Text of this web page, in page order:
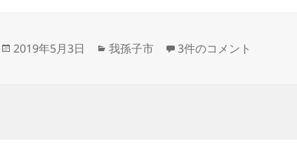
投
2019年5月3日
カ
我孫子市 我孫子市水生植物園 への
3件のコメント